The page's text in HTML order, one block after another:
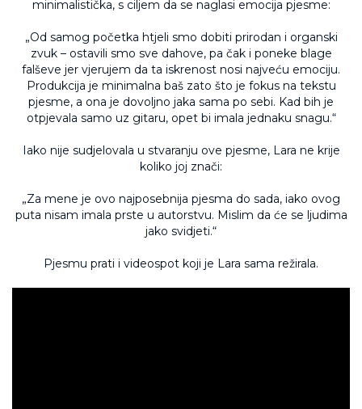
minimalistička, s ciljem da se naglasi emocija pjesme:
„Od samog početka htjeli smo dobiti prirodan i organski
zvuk – ostavili smo sve dahove, pa čak i poneke blage
falševe jer vjerujem da ta iskrenost nosi najveću emociju.
Produkcija je minimalna baš zato što je fokus na tekstu
pjesme, a ona je dovoljno jaka sama po sebi. Kad bih je
otpjevala samo uz gitaru, opet bi imala jednaku snagu.“
Iako nije sudjelovala u stvaranju ove pjesme, Lara ne krije
koliko joj znači:
„Za mene je ovo najposebnija pjesma do sada, iako ovog
puta nisam imala prste u autorstvu. Mislim da će se ljudima
jako svidjeti.“
Pjesmu prati i videospot koji je Lara sama režirala.